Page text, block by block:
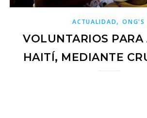
ACTUALIDAD,ONG'S
VOLUNTARIOS PARA
HAITÍ, MEDIANTE